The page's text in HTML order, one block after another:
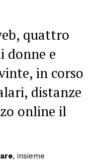
quattro
donne e
in corso
distanze
online il
, insieme